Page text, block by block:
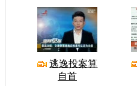
逃逸投案算
自首